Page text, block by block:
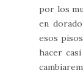
por los
en
esos
hacer